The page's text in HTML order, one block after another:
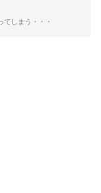
てしまう・・・